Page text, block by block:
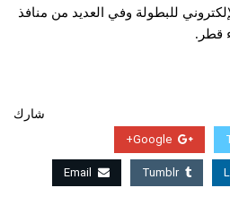
للبطولة وفي العديد من منافذ
قطر.
شارك
Google+
Tumblr
Email